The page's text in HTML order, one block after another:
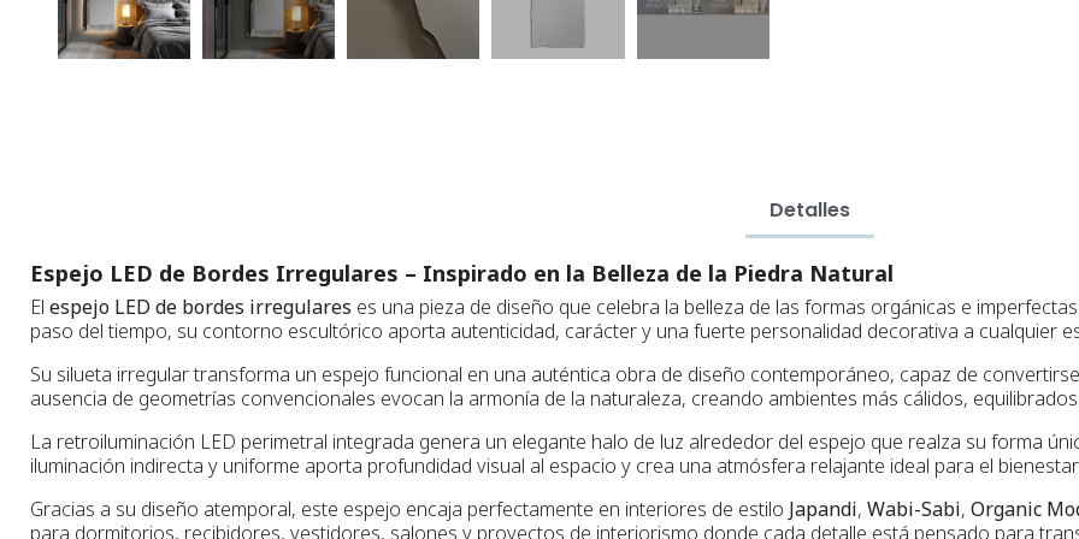
Detalles
Espejo LED de Bordes Irregulares – Inspirado en la Belleza de la Piedra Natural
El espejo LED de bordes irregulares es una pieza de diseño que celebra la belleza de las formas orgánicas e
paso del tiempo, su contorno escultórico aporta autenticidad, carácter y una fuerte personalidad decorativa a cualquier
Su silueta irregular transforma un espejo funcional en una auténtica obra de diseño contemporáneo, capaz de
ausencia de geometrías convencionales evocan la armonía de la naturaleza, creando ambientes más cálidos,
La retroiluminación LED perimetral integrada genera un elegante halo de luz alrededor del espejo que realza su forma
iluminación indirecta y uniforme aporta profundidad visual al espacio y crea una atmósfera relajante ideal para el
Gracias a su diseño atemporal, este espejo encaja perfectamente en interiores de estilo Japandi, Wabi-Sabi, Organic
para dormitorios, recibidores, vestidores, salones y proyectos de interiorismo donde cada detalle está pensado para